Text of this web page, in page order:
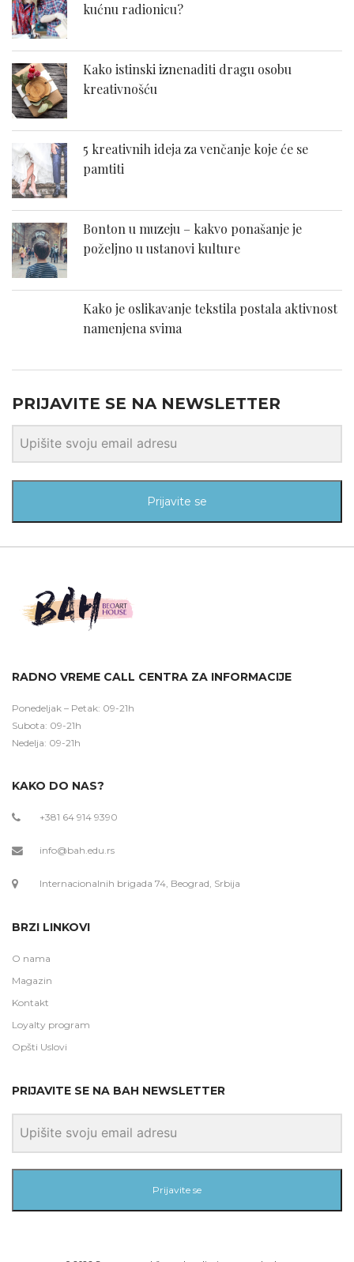
kućnu radionicu?
Kako istinski iznenaditi dragu osobu
kreativnošću
5 kreativnih ideja za venčanje koje će se
pamtiti
Bonton u muzeju – kakvo ponašanje je
poželjno u ustanovi kulture
Kako je oslikavanje tekstila postala aktivnost
namenjena svima
PRIJAVITE SE NA NEWSLETTER
Prijavite se
RADNO VREME CALL CENTRA ZA INFORMACIJE
Ponedeljak – Petak: 09-21h
Subota: 09-21h
Nedelja: 09-21h
KAKO DO NAS?
+381 64 914 9390
info@bah.edu.rs
Internacionalnih brigada 74, Beograd, Srbija
BRZI LINKOVI
O nama
Magazin
Kontakt
Loyalty program
Opšti Uslovi
PRIJAVITE SE NA BAH NEWSLETTER
Prijavite se